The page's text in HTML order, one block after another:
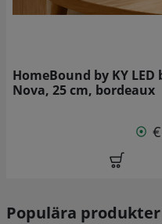
HomeBound by KY
Nova, 25 cm, bordeaux
Populära